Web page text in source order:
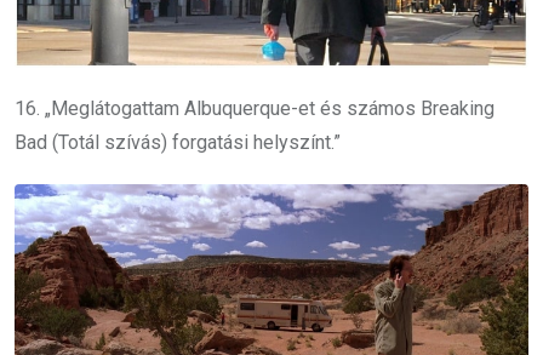
16. „Meglátogattam Albuquerque-et és számos Breaking
Bad (Totál szívás) forgatási helyszínt.”